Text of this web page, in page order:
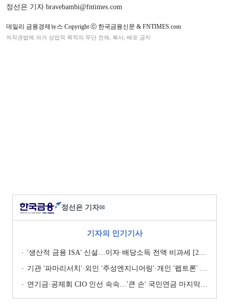
정선은 기자 bravebambi@fntimes.com
데일리 금융경제뉴스 Copyright ⓒ 한국금융신문 & FNTIMES.com
저작권법에 의거 상업적 목적의 무단 전재, 복사, 배포 금지
정선은 기자✉
기자의 인기기사
'생산적 금융 ISA' 신설…이자·배당소득 전액 비과세 [2026 세제개편안]
기관 '파마리서치'·외인 '주성엔지니어링'·개인 '펩트론' 1위 [주간 코스닥 순매수- 2026년 7월27일~7월31일]
연기금·공제회 CIO 인선 속속…'큰 손' 국민연금 마지막 타자